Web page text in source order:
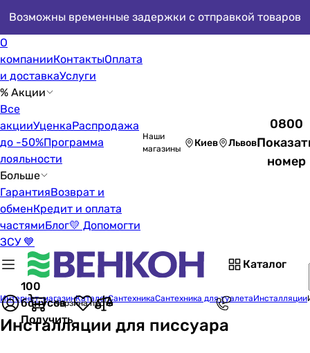
Возможны временные задержки с отправкой товаров
О
компанииКонтактыОплата
и доставкаУслуги
% Акции
Все
акцииУценкаРаспродажа
до -50%Программа
лояльности
Больше
ГарантияВозврат и
обменКредит и оплата
частямиБлог💛 Допомогти
ЗСУ 💙
Наши
магазины
Киев Львов
0800
номер
Каталог
100
бонусов
Получить
Корзина пуста
Интернет-магазинКаталогСантехникаСантехника для туалетаИнсталляции
Инсталляции для писсуара